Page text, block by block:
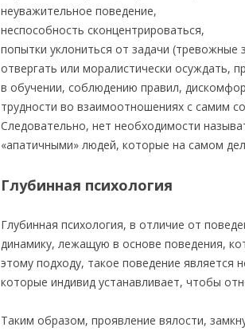
неуважительное поведение,
неспособность сконцентрироваться,
попытки уклониться от задачи (тревожные
отвергать или моралистически осуждать,
в обучении, соблюдению правил,
трудности во взаимоотношениях с самим
Следовательно, нет необходимости
«апатичными» людей, которые на самом
Глубинная психология
Глубинная психология, в отличие от
динамику, лежащую в основе поведения,
этому подходу, такое поведение
которые индивид устанавливает, чтобы
Таким образом, проявление вялости,